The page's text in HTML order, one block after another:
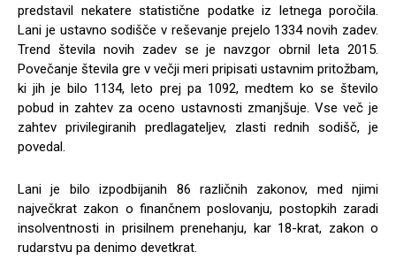
predstavil nekatere statistične podatke iz letnega poročila.
Lani je ustavno sodišče v reševanje prejelo 1334 novih zadev.
Trend števila novih zadev se je navzgor obrnil leta 2015.
Povečanje števila gre v večji meri pripisati ustavnim pritožbam,
ki jih je bilo 1134, leto prej pa 1092, medtem ko se število
pobud in zahtev za oceno ustavnosti zmanjšuje. Vse več je
zahtev privilegiranih predlagateljev, zlasti rednih sodišč, je
povedal.
Lani je bilo izpodbijanih 86 različnih zakonov, med njimi
največkrat zakon o finančnem poslovanju, postopkih zaradi
insolventnosti in prisilnem prenehanju, kar 18-krat, zakon o
rudarstvu pa denimo devetkrat.